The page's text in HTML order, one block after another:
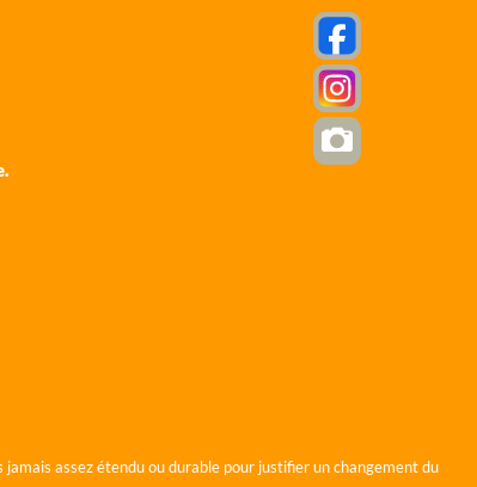
assez étendu ou durable pour justifier un changement du